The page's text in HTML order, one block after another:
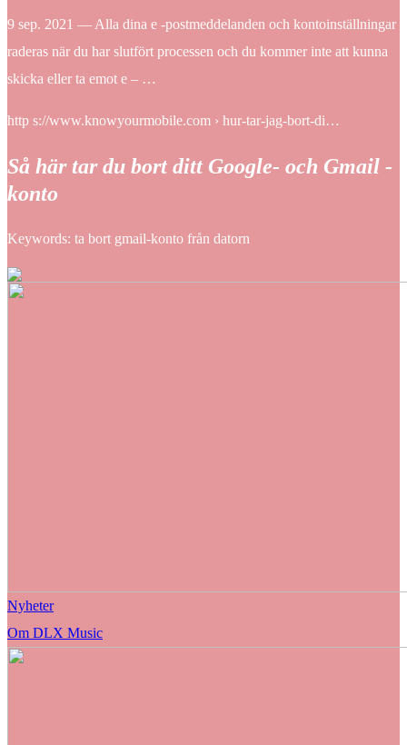
9 sep. 2021 — Alla dina e -postmeddelanden och kontoinställningar
raderas när du har slutfört processen och du kommer inte att kunna
skicka eller ta emot e – …
http s://www.knowyourmobile.com › hur-tar-jag-bort-di…
Så här tar du bort ditt Google- och Gmail -
konto
Keywords: ta bort gmail-konto från datorn
Nyheter
Om DLX Music